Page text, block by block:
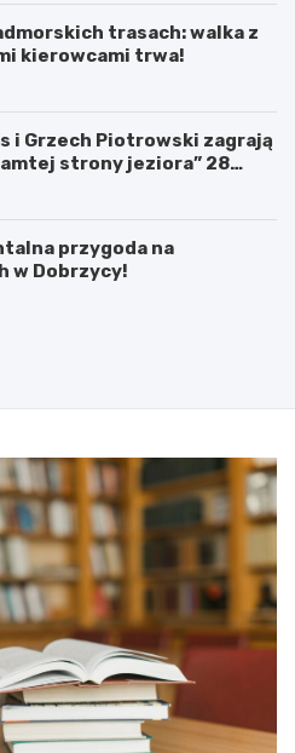
trasach: walka z
kierowcami trwa!
i Grzech Piotrowski zagrają
strony jeziora” 28
przygoda na
w Dobrzycy!